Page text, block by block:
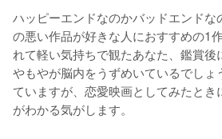
ハッピーエンドなのかバッドエンドな
の悪い作品が好きな人におすすめの1
れて軽い気持ちで観たあなた、鑑賞後
やもやが脳内をうずめいているでしょ
ていますが、恋愛映画としてみたとき
がわかる気がします。